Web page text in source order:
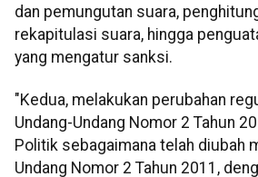
dan pemungutan suara,
rekapitulasi suara, hingga
yang mengatur sanksi.
"Kedua, melakukan perubahan
Undang-Undang Nomor 2 Tahun
Politik sebagaimana telah diubah
Undang Nomor 2 Tahun 2011,